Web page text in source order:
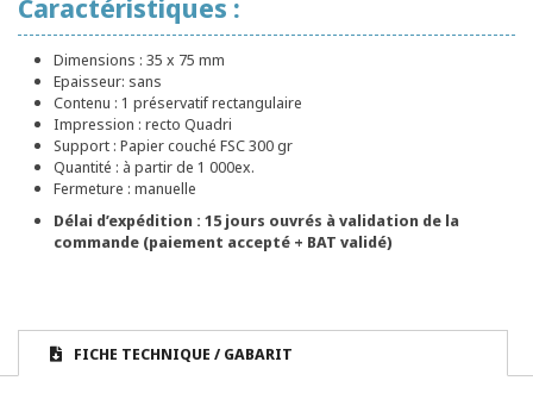
Caractéristiques :
Dimensions : 35 x 75 mm
Epaisseur: sans
Contenu : 1 préservatif rectangulaire
Impression : recto Quadri
Support : Papier couché FSC 300 gr
Quantité : à partir de 1 000ex.
Fermeture : manuelle
Délai d’expédition : 15 jours ouvrés à validation de la
commande (paiement accepté + BAT validé)
FICHE TECHNIQUE / GABARIT